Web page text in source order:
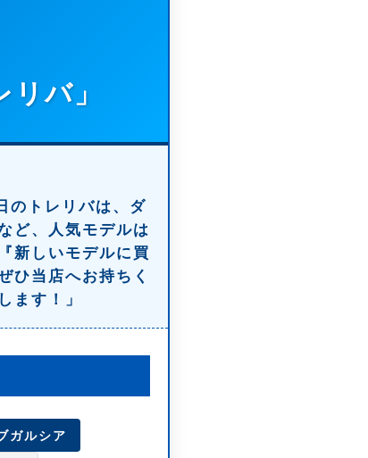
バ」
トレリバは、 ダ
ど、人気モデルは
新しいモデルに買
ひ当店へお持ちく
ます！」
ルシア